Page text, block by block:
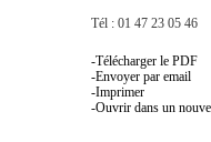
Tél : 01 47 23 05 46
Télécharger le PDF
Envoyer par email
Imprimer
Ouvrir dans un